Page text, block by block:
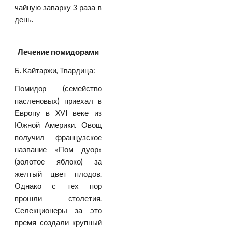
чайную заварку 3 раза в
день.
Лечение помидорами
Б. Кайтаржи, Твардица:
Помидор (семейство
пасленовых) приехал в
Европу в XVI веке из
Южной Америки. Овощ
получил французское
название «Пом дуор»
(золотое яблоко) за
желтый цвет плодов.
Однако с тех пор
прошли столетия.
Селекционеры за это
время создали крупный